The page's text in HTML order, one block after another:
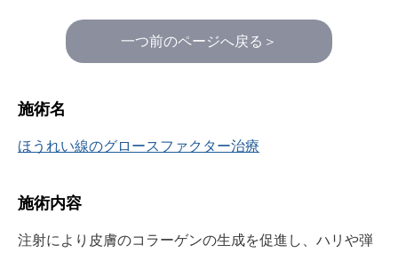
一つ前のページへ戻る＞
施術名
ほうれい線のグロースファクター治療
施術内容
注射により皮膚のコラーゲンの生成を促進し、ハリや弾